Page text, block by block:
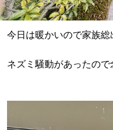
今日は暖かいので家族総
ネズミ騒動があったので